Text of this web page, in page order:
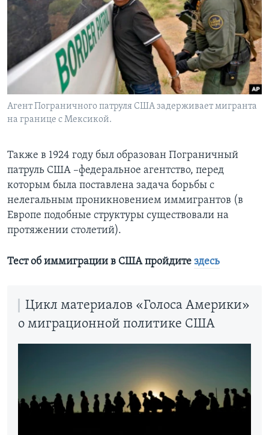
Агент Пограничного патруля США задерживает мигранта
на границе с Мексикой.
Также в 1924 году был образован Пограничный
патруль США –федеральное агентство, перед
которым была поставлена задача борьбы с
нелегальным проникновением иммигрантов (в
Европе подобные структуры существовали на
протяжении столетий).
Тест об иммиграции в США пройдите здесь
Цикл материалов «Голоса Америки»
о миграционной политике США